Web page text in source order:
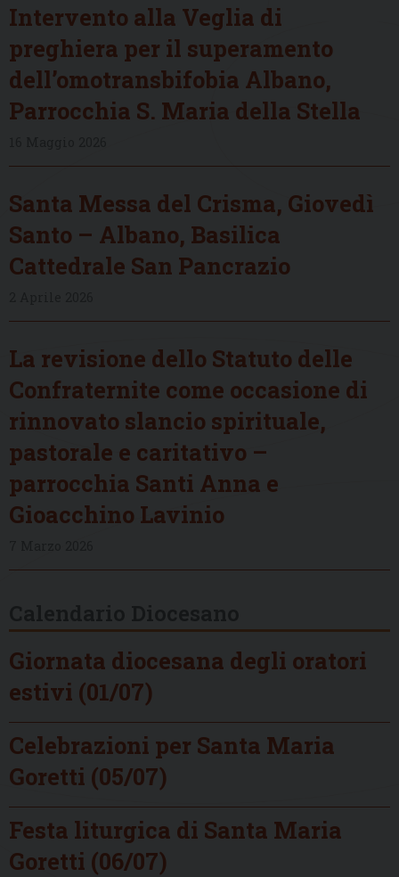
Intervento alla Veglia di
preghiera per il superamento
dell’omotransbifobia Albano,
Parrocchia S. Maria della Stella
Santa Messa del Crisma, Giovedì
Santo – Albano, Basilica
Cattedrale San Pancrazio
La revisione dello Statuto delle
Confraternite come occasione di
rinnovato slancio spirituale,
pastorale e caritativo –
parrocchia Santi Anna e
Gioacchino Lavinio
Giornata diocesana degli oratori
estivi (01/07)
Celebrazioni per Santa Maria
Goretti (05/07)
Festa liturgica di Santa Maria
Goretti (06/07)